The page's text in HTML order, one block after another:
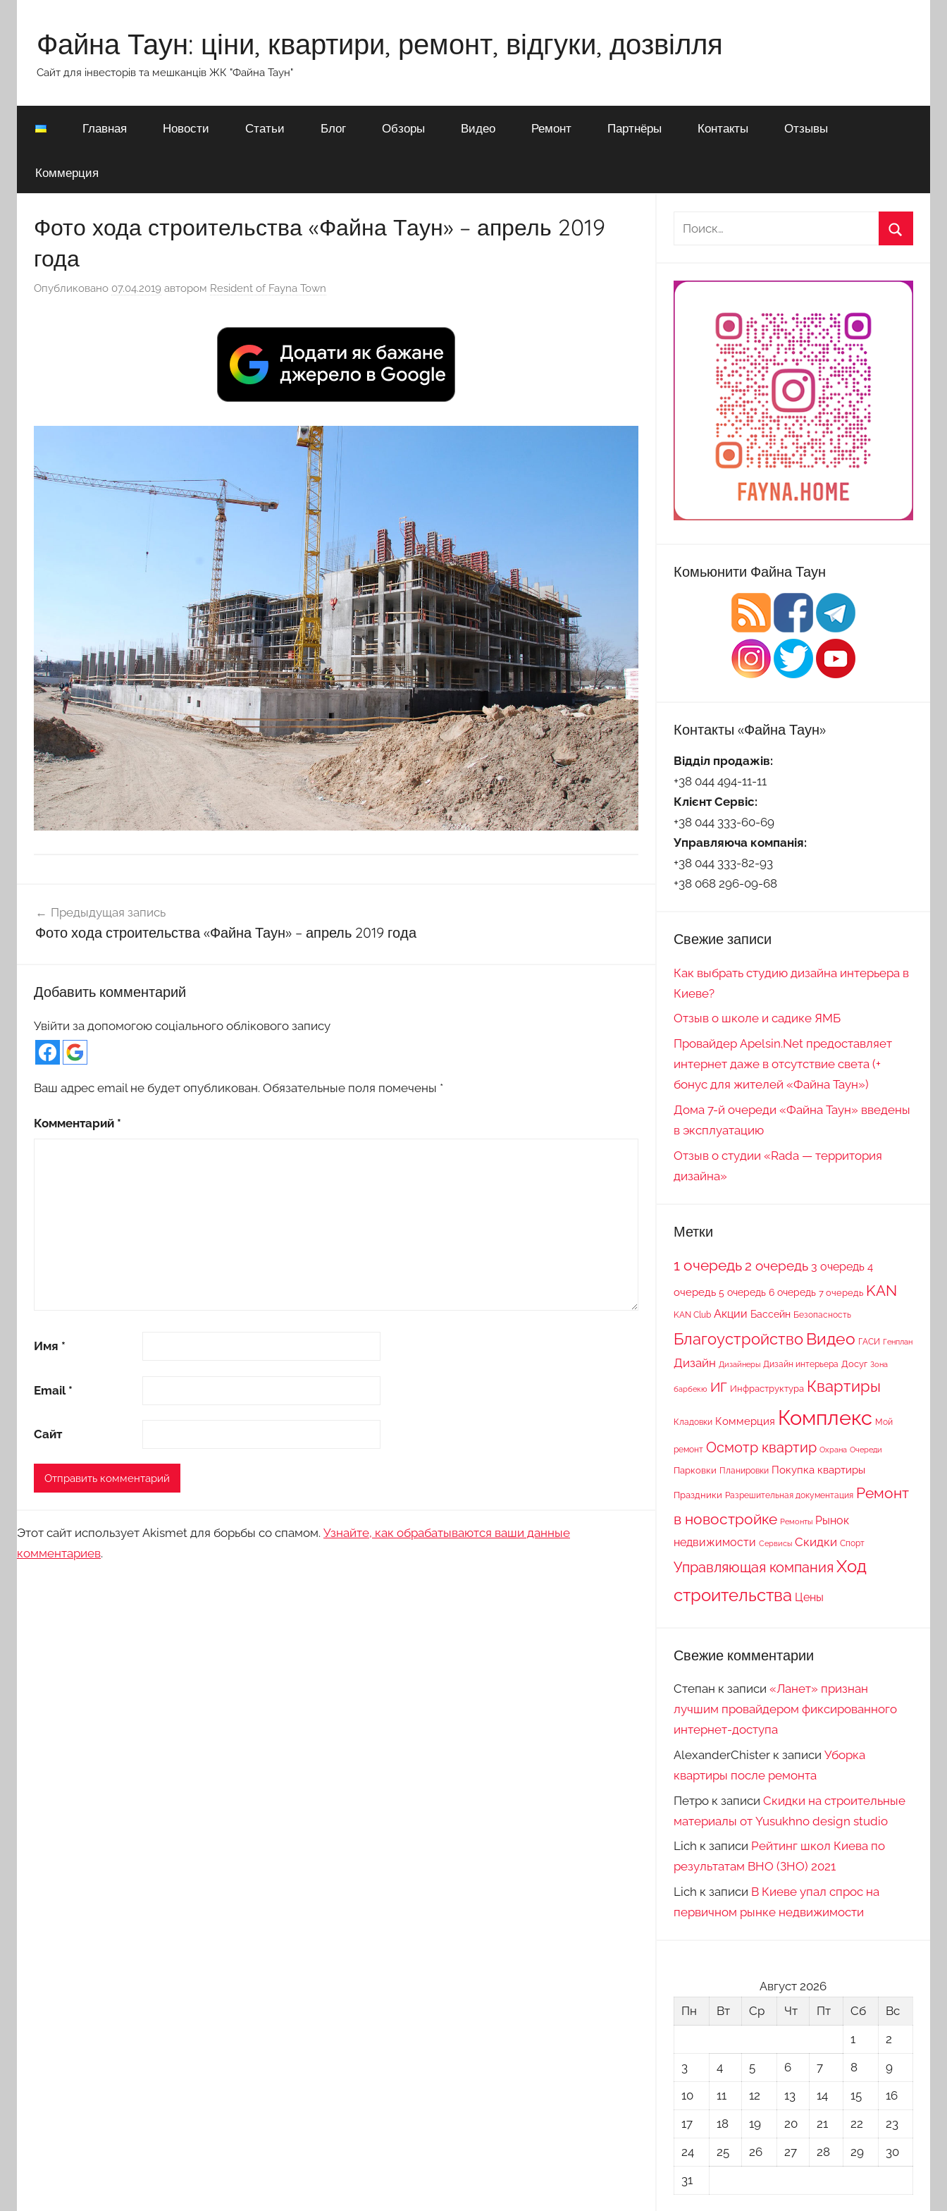
содержимому
Файна Таун: ціни, квартири, ремонт, відгуки, дозвілля
Сайт для інвесторів та мешканців ЖК "Файна Таун"
Главная Новости Статьи Блог Обзоры Видео Ремонт Партнёры Контакты Отзывы
Коммерция
Фото хода строительства «Файна Таун» – апрель 2019
года
Опубликовано 07.04.2019 автором Resident of Fayna Town
по
записям
Предыдущая запись
Фото хода строительства «Файна Таун» – апрель 2019 года
Добавить комментарий
Увійти за допомогою соціального облікового запису
Ваш адрес email не будет опубликован. Обязательные поля помечены *
Комментарий *
Имя *
Email *
Сайт
Этот сайт использует Akismet для борьбы со спамом. Узнайте, как обрабатываются ваши данные
комментариев.
Найти:
Комьюнити Файна Таун
Контакты «Файна Таун»
Відділ продажів:
+38 044 494-11-11
Клієнт Сервіс:
+38 044 333-60-69
Управляюча компанія:
+38 044 333-82-93
+38 068 296-09-68
Свежие записи
Как выбрать студию дизайна интерьера в
Киеве?
Отзыв о школе и садике ЯМБ
Провайдер Apelsin.Net предоставляет
интернет даже в отсутствие света (+
бонус для жителей «Файна Таун»)
Дома 7-й очереди «Файна Таун» введены
в эксплуатацию
Отзыв о студии «Rada — территория
дизайна»
Метки
1 очередь2 очередь 3 очередь 4
очередь 5 очередь 6 очередь 7 очередь KAN
KAN Club Акции Бассейн Безопасность
Благоустройство Видео ГАСИ Генплан
Дизайн Дизайнеры Дизайн интерьера Досуг Зона
барбекю ИГ Инфраструктура Квартиры
Кладовки Коммерция Комплекс Мой
ремонт Осмотр квартир Охрана Очереди
Парковки Планировки Покупка квартиры
Праздники Разрешительная документация Ремонт
в новостройке Ремонты Рынок
недвижимости Сервисы Скидки Спорт
Управляющая компания Ход
строительства Цены
Свежие комментарии
Степан к записи «Ланет» признан
лучшим провайдером фиксированного
интернет-доступа
AlexanderChisterк записи Уборка
квартиры после ремонта
Петрок записи Скидки на строительные
материалы от Yusukhno design studio
Lich к записи Рейтинг школ Киева по
результатам ВНО (ЗНО) 2021
Lich к записи В Киеве упал спрос на
первичном рынке недвижимости
Август 2026
Пн
Вт Ср Чт Пт Сб
Вс
1
2
3
4 5 6 7 8
9
10
11 12 13 14 15
16
17
18 19 20 21 22
23
24
25 26 27 28 29
30
31